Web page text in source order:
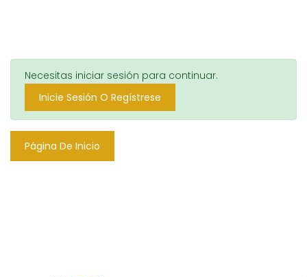
Necesitas iniciar sesión para continuar.
Inicie Sesión O Regístrese
Página De Inicio